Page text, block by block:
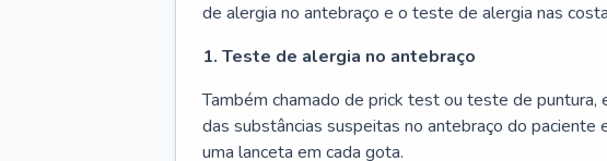
de alergia no antebraço e o teste de alergia nas
1. Teste de alergia no antebraço
Também chamado de prick test ou teste de
das substâncias suspeitas no antebraço do paciente
uma lanceta em cada gota.